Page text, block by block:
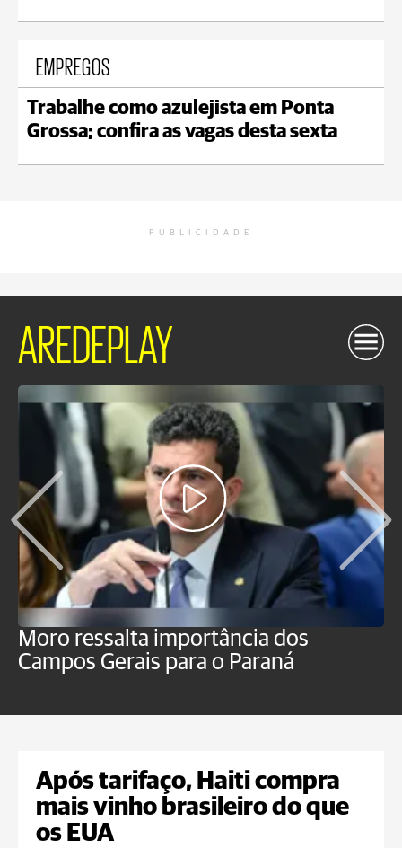
EMPREGOS
Trabalhe como azulejista em Ponta
Grossa; confira as vagas desta sexta
PUBLICIDADE
AREDEPLAY
Moro ressalta importância dos
Campos Gerais para o Paraná
Após tarifaço, Haiti compra
mais vinho brasileiro do que
os EUA